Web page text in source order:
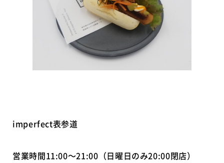
imperfect表参道
営業時間11:00～21:00（日曜日のみ20:00閉店）